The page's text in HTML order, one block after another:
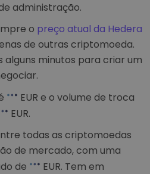
administração.
o preço atual da Hedera
de outras criptomoeda.
alguns minutos para criar um
EUR e o volume de troca
EUR.
todas as criptomoedas
de mercado, com uma
de
EUR. Tem em